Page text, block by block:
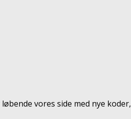
vores side med nye